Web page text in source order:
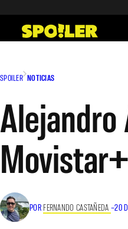
contenido
SPOILER NOTICIAS
Alejandro
Movistar+
POR FERNANDO CASTAÑEDA –20